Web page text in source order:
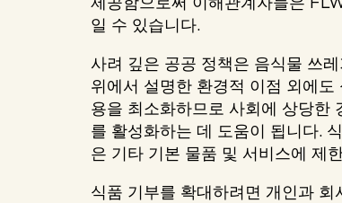
제공함으로써 이해관계자들은
일 수 있습니다.
사려 깊은 공공 정책은 음식물 쓰
위에서 설명한 환경적 이점 외에도
용을 최소화하므로 사회에 상당한
를 활성화하는 데 도움이 됩니다.
은 기타 기본 물품 및 서비스에 제
식품 기부를 확대하려면 개인과